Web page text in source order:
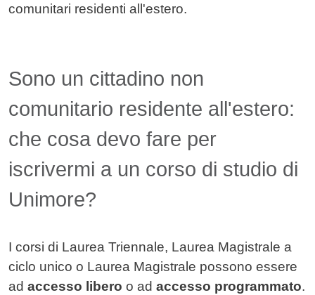
comunitari residenti all'estero.
Sono un cittadino non
comunitario residente all'estero:
che cosa devo fare per
iscrivermi a un corso di studio di
Unimore?
I corsi di Laurea Triennale, Laurea Magistrale a
ciclo unico o Laurea Magistrale possono essere
ad accesso libero o ad accesso programmato.